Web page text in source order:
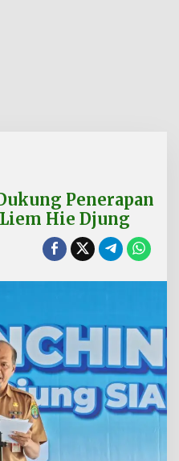
b
u
Penerapan
Hie Djung